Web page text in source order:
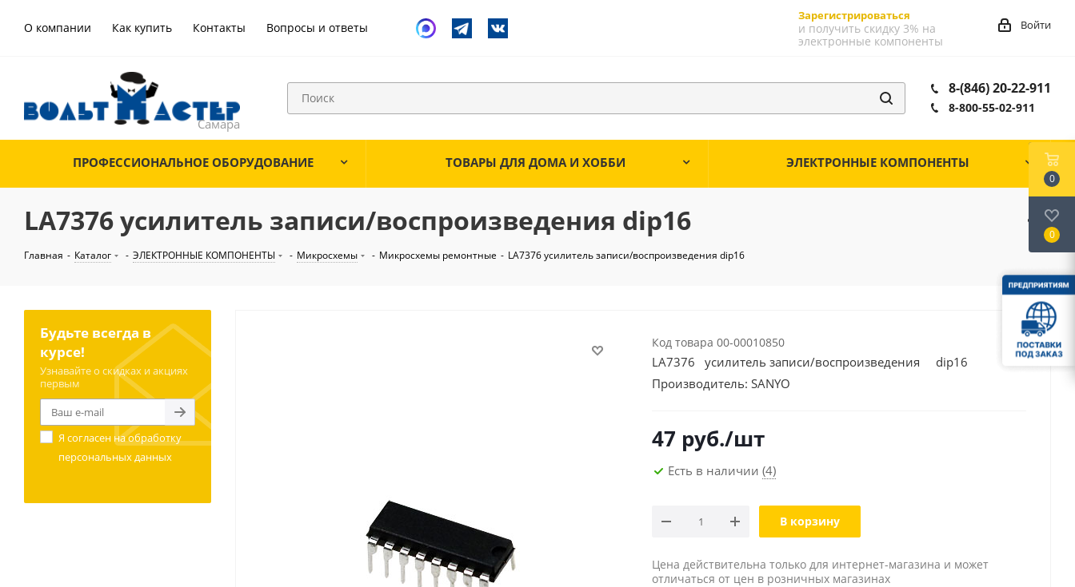
О компании Как купить Контакты Вопросы и ответы
Зарегистрироваться
и получить скидку 3% на
электронные компоненты
Войти
8-(846) 20-22-911
8-800-55-02-911
ПРОФЕССИОНАЛЬНОЕ ОБОРУДОВАНИЕ ТОВАРЫ ДЛЯ ДОМА И ХОББИ ЭЛЕКТРОННЫЕ КОМПОНЕНТЫ
LA7376 усилитель записи/воспроизведения dip16
Главная - Каталог - ЭЛЕКТРОННЫЕ КОМПОНЕНТЫ - Микросхемы - Микросхемы ремонтные - LA7376 усилитель записи/воспроизведения dip16
Код товара 00-00010850
LA7376 усилитель записи/воспроизведения dip16
Производитель: SANYO
47 руб./шт
Есть в наличии (4)
В корзину
Цена действительна только для интернет-магазина и может
отличаться от цен в розничных магазинах
Будьте всегда в
курсе!
Узнавайте о скидках и акциях
первым
Я согласен наобработку
персональных данных
0
0